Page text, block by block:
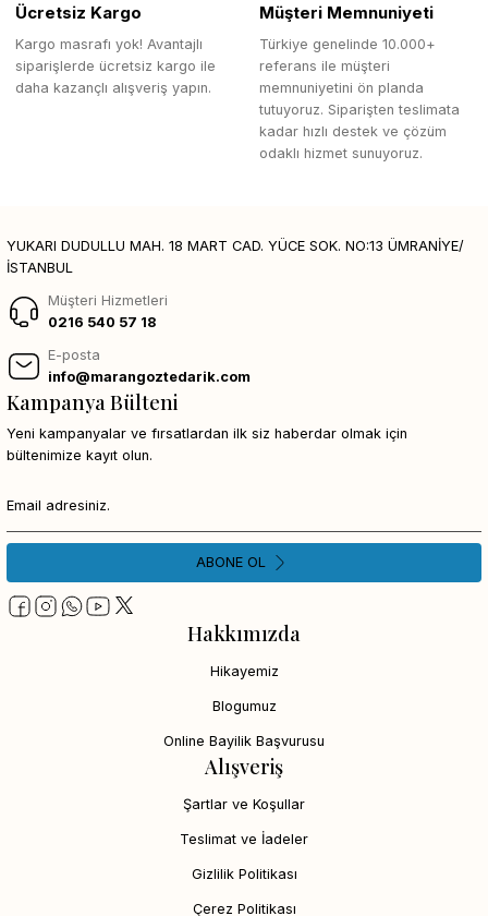
Ücretsiz Kargo
Kargo masrafı yok! Avantajlı
siparişlerde ücretsiz kargo ile
daha kazançlı alışveriş yapın.
Müşteri Memnuniyeti
Türkiye genelinde 10.000+
referans ile müşteri
memnuniyetini ön planda
tutuyoruz. Siparişten teslimata
kadar hızlı destek ve çözüm
odaklı hizmet sunuyoruz.
YUKARI DUDULLU MAH. 18 MART CAD. YÜCE SOK. NO:13 ÜMRANİYE/
İSTANBUL
Müşteri Hizmetleri
0216 540 57 18
E-posta
info@marangoztedarik.com
Hakkımızda
Hikayemiz
Blogumuz
Online Bayilik Başvurusu
Alışveriş
Şartlar ve Koşullar
Teslimat ve İadeler
Gizlilik Politikası
Çerez Politikası
Kampanya Bülteni
Yeni kampanyalar ve fırsatlardan ilk siz haberdar olmak için
bültenimize kayıt olun.
ABONE OL